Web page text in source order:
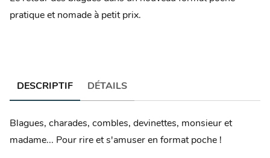
pratique et nomade à petit prix.
DESCRIPTIF DÉTAILS
Blagues, charades, combles, devinettes, monsieur et
madame... Pour rire et s'amuser en format poche !